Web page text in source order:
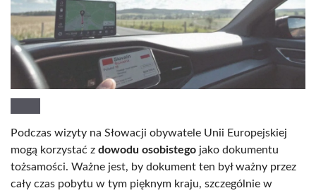
Podczas wizyty na Słowacji obywatele Unii Europejskiej
mogą korzystać z dowodu osobistego jako dokumentu
tożsamości. Ważne jest, by dokument ten był ważny przez
cały czas pobytu w tym pięknym kraju, szczególnie w